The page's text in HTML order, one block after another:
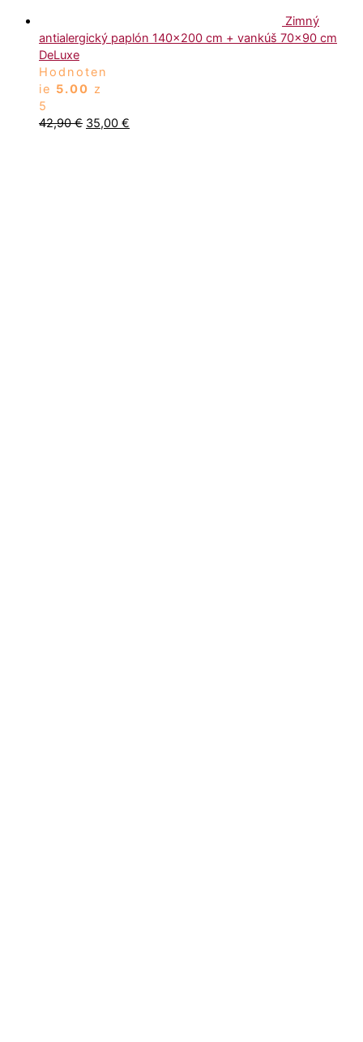
Zimný
antialergický paplón 140×200 cm + vankúš 70×90 cm
DeLuxe
Hodnoten
ie 5.00 z
5
42,90€ 35,00 €